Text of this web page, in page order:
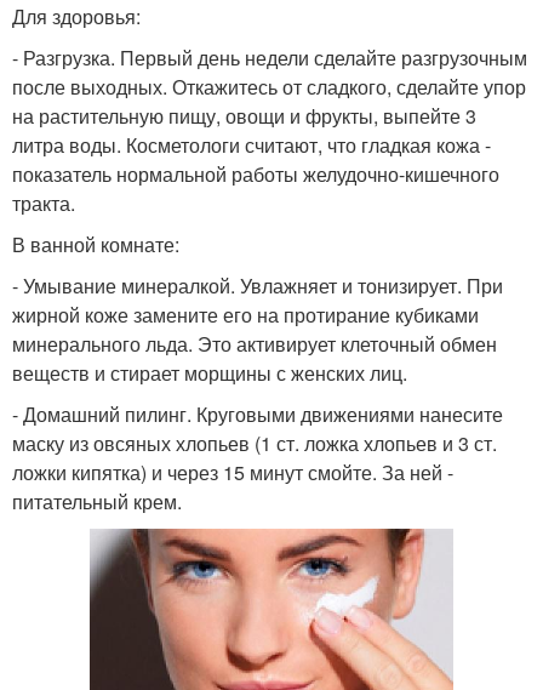
Для здоровья:
- Разгрузка. Первый день недели сделайте разгрузочным
после выходных. Откажитесь от сладкого, сделайте упор
на растительную пищу, овощи и фрукты, выпейте 3
литра воды. Косметологи считают, что гладкая кожа -
показатель нормальной работы желудочно-кишечного
тракта.
В ванной комнате:
- Умывание минералкой. Увлажняет и тонизирует. При
жирной коже замените его на протирание кубиками
минерального льда. Это активирует клеточный обмен
веществ и стирает морщины с женских лиц.
- Домашний пилинг. Круговыми движениями нанесите
маску из овсяных хлопьев (1 ст. ложка хлопьев и 3 ст.
ложки кипятка) и через 15 минут смойте. За ней -
питательный крем.